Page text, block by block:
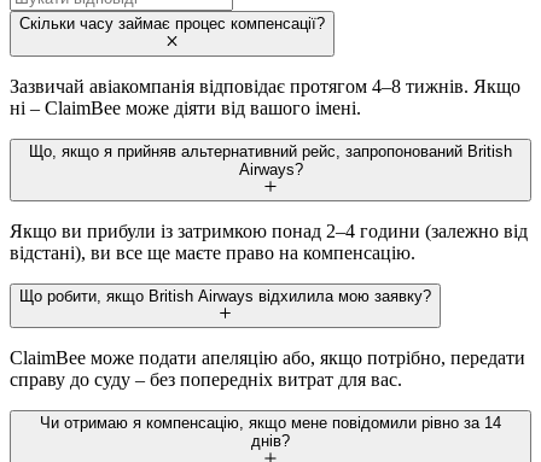
Скільки часу займає процес компенсації?
Зазвичай авіакомпанія відповідає протягом 4–8 тижнів. Якщо
ні – ClaimBee може діяти від вашого імені.
Що, якщо я прийняв альтернативний рейс, запропонований British
Airways?
Якщо ви прибули із затримкою понад 2–4 години (залежно від
відстані), ви все ще маєте право на компенсацію.
Що робити, якщо British Airways відхилила мою заявку?
ClaimBee може подати апеляцію або, якщо потрібно, передати
справу до суду – без попередніх витрат для вас.
Чи отримаю я компенсацію, якщо мене повідомили рівно за 14
днів?